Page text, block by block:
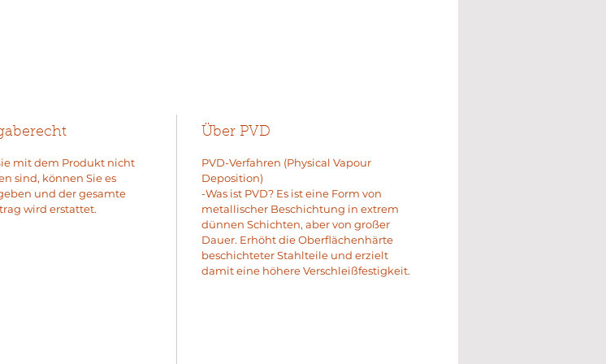
mit dem Produkt nicht
sind, können Sie es
und der gesamte
wird erstattet.
Über PVD
PVD-Verfahren (Physical Vapour
Deposition)
-Was ist PVD? Es ist eine Form von
metallischer Beschichtung in extrem
dünnen Schichten, aber von großer
Dauer. Erhöht die Oberflächenhärte
beschichteter Stahlteile und erzielt
damit eine höhere Verschleißfestigkeit.